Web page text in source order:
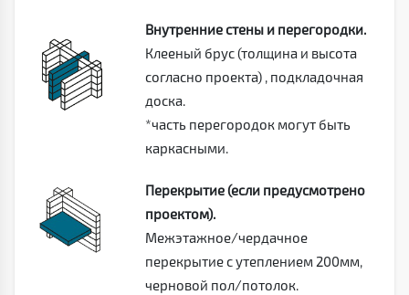
Внутренние стены и перегородки.
Клееный брус (толщина и высота
согласно проекта) , подкладочная
доска.
*часть перегородок могут быть
каркасными.
Перекрытие (если предусмотрено
проектом).
Межэтажное/чердачное
перекрытие с утеплением 200мм,
черновой пол/потолок.